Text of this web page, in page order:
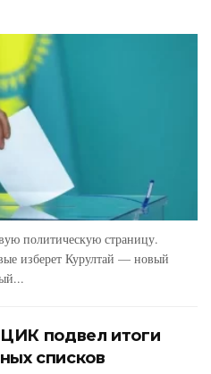
политическую страницу.
изберет Курултай — новый
подвел итоги
списков